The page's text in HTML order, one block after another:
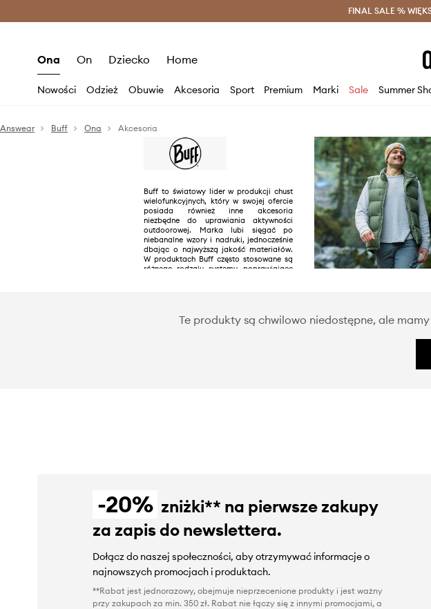
Oszczędzaj z Answear Club >
FINAL SALE %
Ona On Dziecko Home
Nowości Odzież Obuwie Akcesoria Sport Premium Marki Sale Summer
Answear Buff Ona Akcesoria
Buff to światowy lider w produkcji chust
wielofunkcyjnych, który w swojej ofercie
posiada również inne akcesoria
niezbędne do uprawiania aktywności
outdoorowej. Marka lubi sięgać po
niebanalne wzory i nadruki, jednocześnie
dbając o najwyższą jakość materiałów.
W produktach Buff często stosowane są
różnego rodzaju systemy, poprawiające
Te produkty są chwilowo niedostępne, ale
-20% zniżki** na pierwsze zakupy
za zapis do newslettera.
Dołącz do naszej społeczności, aby otrzymywać informacje o
najnowszych promocjach i produktach.
**Rabat jest jednorazowy, obejmuje nieprzecenione produkty i jest ważny
przy zakupach za min. 350 zł. Rabat nie łączy się z innymi promocjami, a